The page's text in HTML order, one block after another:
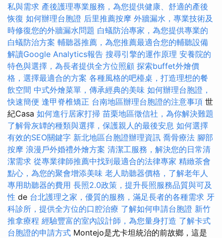
私與需求 產後護理專業服務，為您提供健康、舒適的產後
恢復 如何辦理台胞證 后里推薦按摩 外牆漏水，專業技術及
時修復您的外牆漏水問題 白蟻防治專家，為您提供專業的
白蟻防治方案 輔聽器推薦，為您推薦最適合您的輔聽設備
解讀Google Analytics報告 搜尋引擎的運作原理 安養院的
特色與選擇，為長者提供全方位照顧 探索buffet外燴價
格，選擇最適合的方案 各種風格的吧檯桌，打造理想的餐
飲空間 中式外燴菜單，傳承經典的美味 如何辦理台胞證，
快速簡便 逢甲脊椎矯正 台南地區辦理台胞證的注意事項 世
紀Casa 如何進行居家打掃 苗栗地區徵信社，為你解決難題
了解骨灰罈的種類與選擇，保護親人的最後安息 如何選擇
有效的SEO關鍵字 新北地區台胞證辦理資訊 喬骨療法 腳部
按摩 浪漫戶外婚禮外燴方案 清潔工服務，解決您的日常清
潔需求 從專業律師推薦中找到最適合的法律專家 精緻茶會
點心，為您的聚會增添美味 老人助聽器價格，了解老年人
專用助聽器的費用 長照2.0政策，提升長照服務品質與可及
性 de 台北護理之家，優質的服務，滿足長者的各種需求 牙
科診所，提供全方位的口腔治療 了解如何申請台胞證 新竹
推拿療程 經驗豐富的室內設計師，為您量身打造 了解卡式
台胞證的申請方式 Montejo是尤卡坦統治的前故鄉，這是